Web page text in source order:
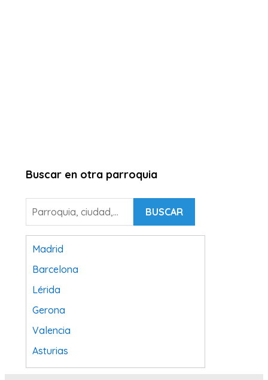
Buscar en otra parroquia
BUSCAR
Madrid
Barcelona
Lérida
Gerona
Valencia
Asturias
Tarragona